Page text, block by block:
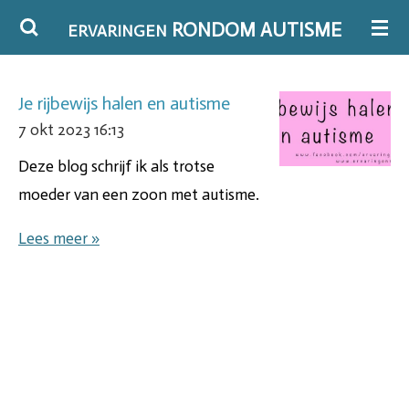
Ga
direct
de
hoofdinhoud
ERVARINGEN RONDOM AUTISME
Je rijbewijs halen en autisme
7 okt 2023 16:13
Deze blog schrijf ik als trotse
moeder van een zoon met autisme.
Lees meer »